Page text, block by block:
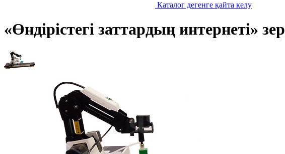
Каталог дегенге қайта келу
«Өндірістегі заттардың интернеті»